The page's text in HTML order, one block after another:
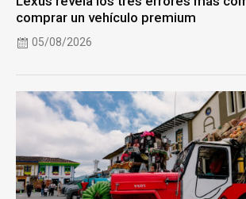
comprar un vehículo premium
05/08/2026